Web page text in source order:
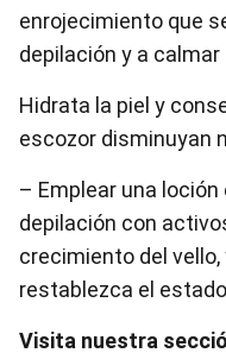
enrojecimiento que
depilación y a calmar
Hidrata la piel y
escozor disminuyan
– Emplear una
depilación con
crecimiento del
restablezca el
Visita nuestra